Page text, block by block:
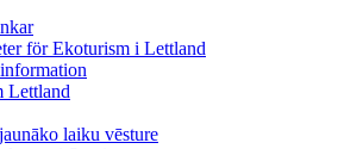
för Ekoturism i Lettland
Lettland
laiku vēsture